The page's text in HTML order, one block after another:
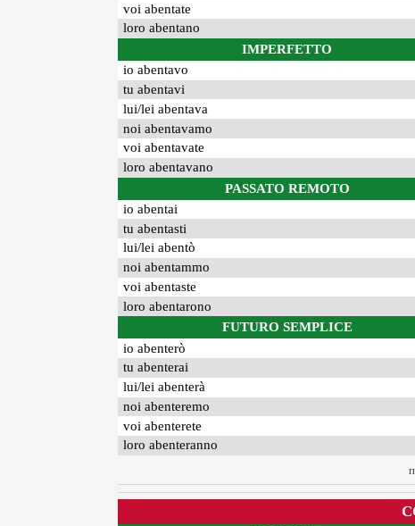
voi abentate
loro abentano
IMPERFETTO
io abentavo
tu abentavi
lui/lei abentava
noi abentavamo
voi abentavate
loro abentavano
PASSATO REMOTO
io abentai
tu abentasti
lui/lei abentò
noi abentammo
voi abentaste
loro abentarono
FUTURO SEMPLICE
io abenterò
tu abenterai
lui/lei abenterà
noi abenteremo
voi abenterete
loro abenteranno